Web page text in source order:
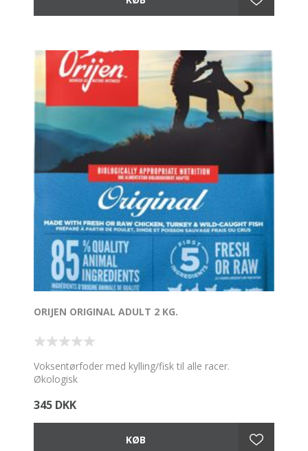
ORIJEN ORIGINAL ADULT 2 KG.
Voksentørfoder med kylling/fisk til alle racer.
Økologisk
345 DKK